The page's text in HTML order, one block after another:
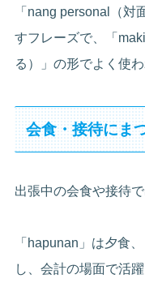
「nang personal（対
すフレーズで、「
る）」の形でよく使わ
会食・接待にま
出張中の会食や接待
「hapunan」は夕食
し、会計の場面で活躍